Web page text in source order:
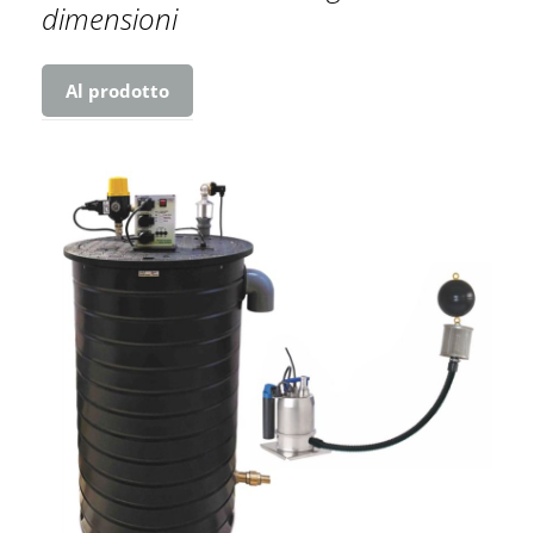
dimensioni
Al prodotto